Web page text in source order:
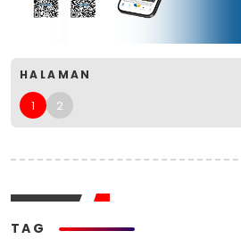
HALAMAN
1 2
TAG